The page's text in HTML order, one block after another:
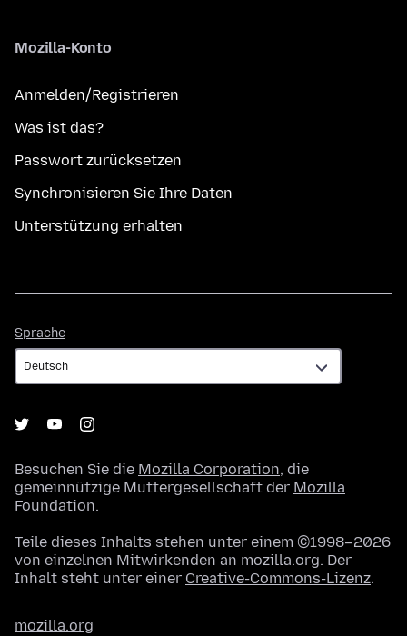
Mozilla-Konto
Anmelden/Registrieren
Was ist das?
Passwort zurücksetzen
Synchronisieren Sie Ihre Daten
Unterstützung erhalten
Sprache
Besuchen Sie die Mozilla Corporation, die
gemeinnützige Muttergesellschaft der Mozilla
Foundation.
Teile dieses Inhalts stehen unter einem ©1998–2026
von einzelnen Mitwirkenden an mozilla.org. Der
Inhalt steht unter einer Creative-Commons-Lizenz.
mozilla.org